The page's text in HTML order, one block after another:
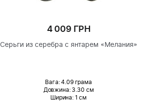
4 009 ГРН
Серьги из серебра с янтарем «Мелания»
Вага: 4.09 грама
Довжина:3.30 см
Ширина: 1 см